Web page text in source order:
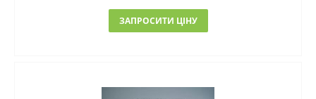
ЗАПРОСИТИ ЦІНУ